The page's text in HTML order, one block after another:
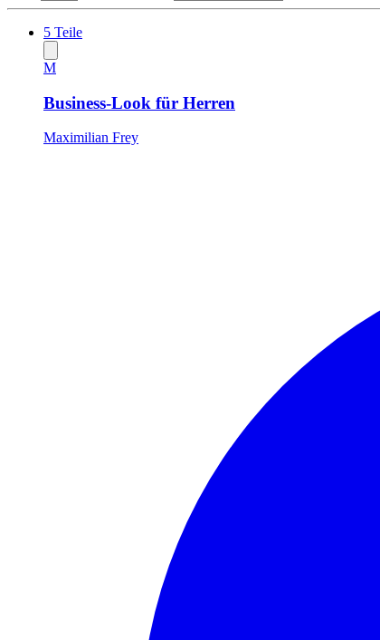
5 Teile
M
Business-Look für Herren
Maximilian Frey